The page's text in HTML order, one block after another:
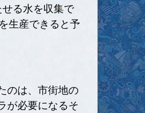
る水を収集で
生産できると予
のは、市街地の
が必要になるそ